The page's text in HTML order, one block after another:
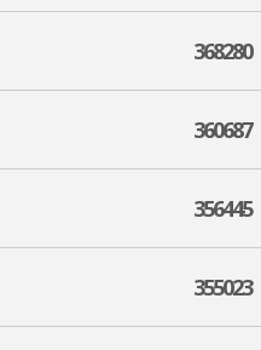
368280
360687
356445
355023